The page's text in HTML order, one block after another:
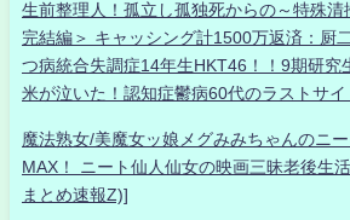
生前整理人！孤立し孤独死からの～特殊清
完結編＞ キャッシング計1500万返済：厨
つ病統合失調症14年生HKT46！！9期研究
米が泣いた！認知症鬱病60代のラストサイ
魔法熟女/美魔女ッ娘メグみみちゃんのニ
MAX！ ニート仙人仙女の映画三昧老後生
まとめ速報Z)]